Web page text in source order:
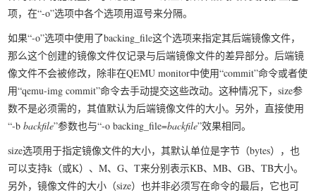
项，在“-o”选项中各个选项用逗号来分隔。
如果“-o”选项中使用了backing_file这个选项来指定其后端镜像文件，
那么这个创建的镜像文件仅记录与后端镜像文件的差异部分。后端镜
像文件不会被修改，除非在QEMU monitor中使用“commit”命令或者使
用“qemu-img commit”命令去手动提交这些改动。这种情况下，size参
数不是必须需的，其值默认为后端镜像文件的大小。另外，直接使用
“-bbackfile”参数也与“-o backing_file=backfile”效果相同。
size选项用于指定镜像文件的大小，其默认单位是字节（bytes），也
可以支持k（或K）、M、G、T来分别表示KB、MB、GB、TB大小。
另外，镜像文件的大小（size）也并非必须写在命令的最后，它也可